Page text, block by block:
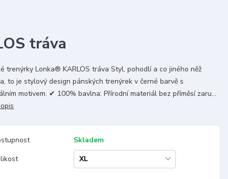
tráva
trenýrky Lonka® KARLOS tráva Styl, pohodlí a co jiného něž
to je stylový design pánských trenýrek v černé barvě s
motivem. ✔ 100% bavlna: Přírodní materiál bez příměsí zaru...
Skladem